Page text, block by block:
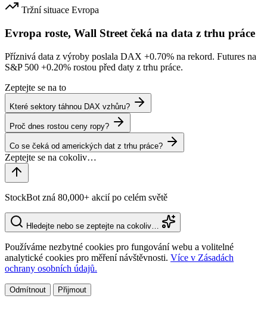
Tržní situace Evropa
Evropa roste, Wall Street čeká na data z trhu práce
Příznivá data z výroby poslala DAX +0.70% na rekord. Futures na
S&P 500 +0.20% rostou před daty z trhu práce.
Zeptejte se na to
Které sektory táhnou DAX vzhůru?
Proč dnes rostou ceny ropy?
Co se čeká od amerických dat z trhu práce?
StockBot zná 80,000+ akcií po celém světě
Hledejte nebo se zeptejte na cokoliv…
Používáme nezbytné cookies pro fungování webu a volitelné
analytické cookies pro měření návštěvnosti. Více v Zásadách
ochrany osobních údajů.
Odmítnout Přijmout